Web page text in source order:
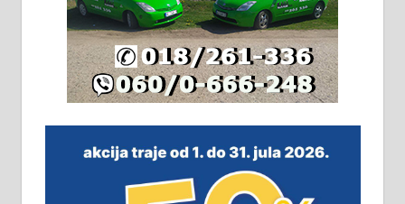
Издајем комплетно опремљену
халу на Житковачком путу, на
плацу површине око 7 ари.
064/321-80-51; 063/102-35-25
На продају легализована, нова,
м2 са плацем од 8 ари у Зеленом
виру у Алексинцу. Могућа
замена. 064/21-63-584